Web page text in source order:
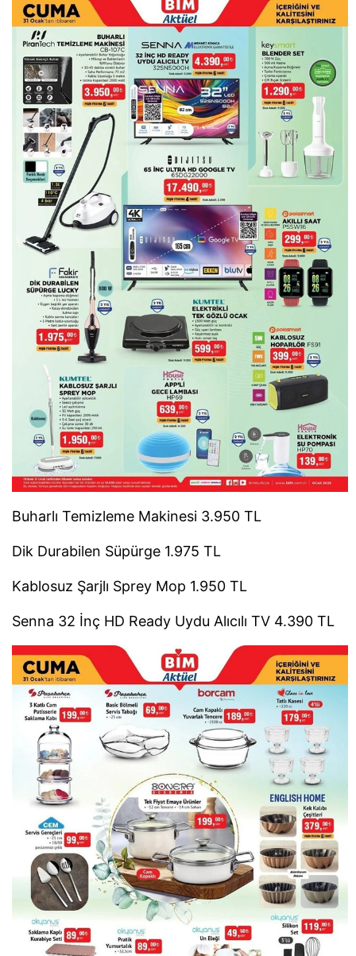
Buharlı Temizleme Makinesi 3.950 TL
Dik Durabilen Süpürge 1.975 TL
Kablosuz Şarjlı Sprey Mop 1.950 TL
Senna 32 İnç HD Ready Uydu Alıcılı TV 4.390 TL